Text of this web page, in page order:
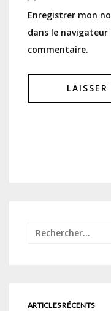
Enregistrer mon
dans le
commentaire.
Rechercher :
ARTICLES RÉCENTS